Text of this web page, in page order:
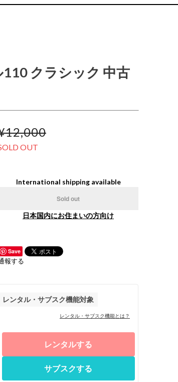
クラシック 中古
OUT
International shipping available
Sold out
日本国内にお住まいの方向け
Save
報する
レンタル・サブスク機能対象
レンタル・サブスク機能とは？
レンタルする
サブスクする